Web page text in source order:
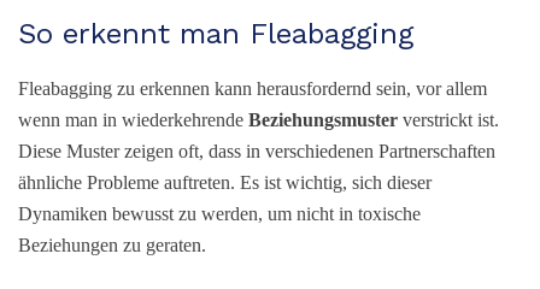
So erkennt man Fleabagging
Fleabagging zu erkennen kann herausfordernd sein, vor allem
wenn man in wiederkehrende Beziehungsmuster verstrickt ist.
Diese Muster zeigen oft, dass in verschiedenen Partnerschaften
ähnliche Probleme auftreten. Es ist wichtig, sich dieser
Dynamiken bewusst zu werden, um nicht in toxische
Beziehungen zu geraten.